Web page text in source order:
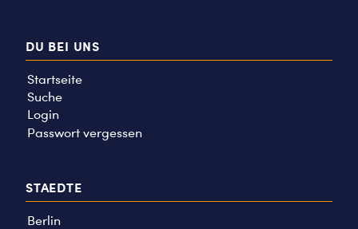
DU BEI UNS
Startseite
Suche
Login
Passwort vergessen
STAEDTE
Berlin